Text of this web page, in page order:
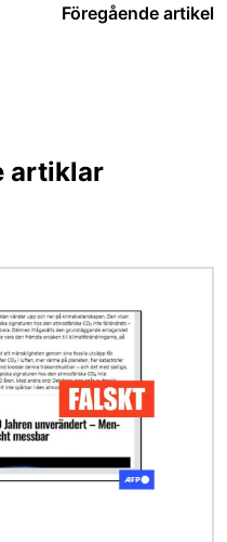
Föregående artikel
artiklar